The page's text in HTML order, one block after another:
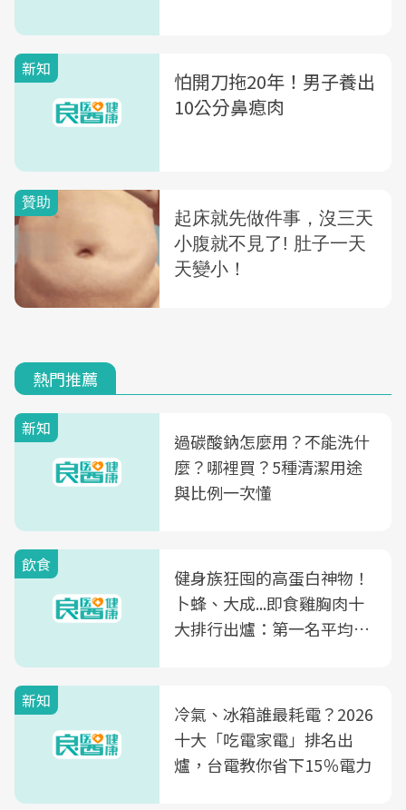
新知
怕開刀拖20年！男子養出
10公分鼻瘜肉
熱門推薦
新知
過碳酸鈉怎麼用？不能洗什
麼？哪裡買？5種清潔用途
與比例一次懂
飲食
健身族狂囤的高蛋白神物！
卜蜂、大成...即食雞胸肉十
大排行出爐：第一名平均一
新知
冷氣、冰箱誰最耗電？2026
十大「吃電家電」排名出
爐，台電教你省下15％電力